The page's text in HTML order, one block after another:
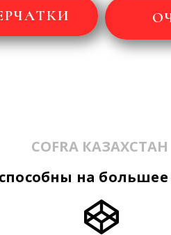
COFRA КАЗАХСТАН
на большее